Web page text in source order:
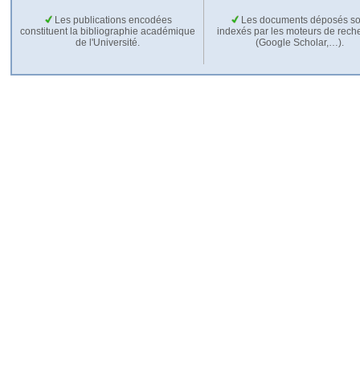
Les publications encodées
constituent la bibliographie académique
de l'Université.
Les documents déposés
indexés par les moteurs de
(Google Scholar,…).